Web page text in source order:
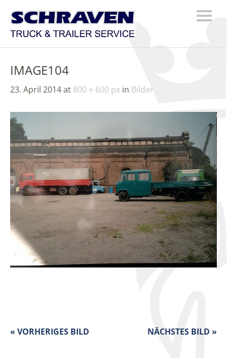
IMAGE104
23. April 2014at 800 × 600 px in Bilder
« VORHERIGES BILD NÄCHSTES BILD »